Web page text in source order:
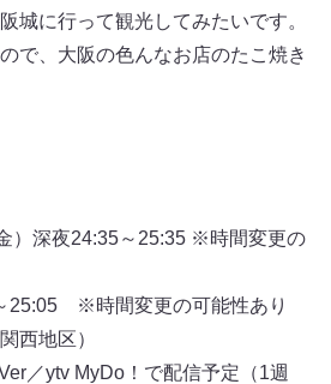
城に行って観光してみたいです。
で、大阪の色んなお店のたこ焼き
）深夜24:35～25:35 ※時間変更の
25:05 ※時間変更の可能性あり
西地区）
／ytv MyDo！で配信予定（1週